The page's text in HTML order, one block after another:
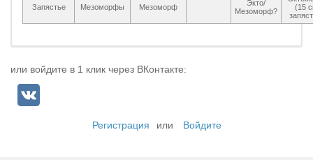
Запястье Мезоморфы Мезоморф
Экто/
Мезоморф?
(15
или войдите в 1 клик через ВКонтакте:
Регистрация или Войдите